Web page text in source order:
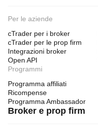
Per le aziende
cTrader per i broker
cTrader per le prop firm
Integrazioni broker
Open API
Programmi
Programma affiliati
Ricompense
Programma Ambassador
Broker e prop firm